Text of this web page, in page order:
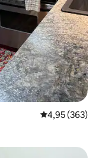
Gemiddelde
4,95 (363)